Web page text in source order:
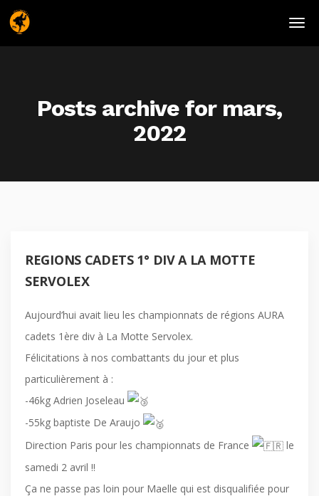
Posts archive for mars,
2022
REGIONS CADETS 1° DIV A LA MOTTE
SERVOLEX
Aujourd’hui avait lieu les championnats de régions AURA
cadets 1ère div à La Motte Servolex.
Félicitations à nos combattants du jour et plus
particulièrement à :
-46kg Adrien Joseleau
-55kg baptiste De Araujo
Direction Paris pour les championnats de France
le
samedi 2 avril !!
Ça ne passe pas loin pour Maelle qui est disqualifiée pour